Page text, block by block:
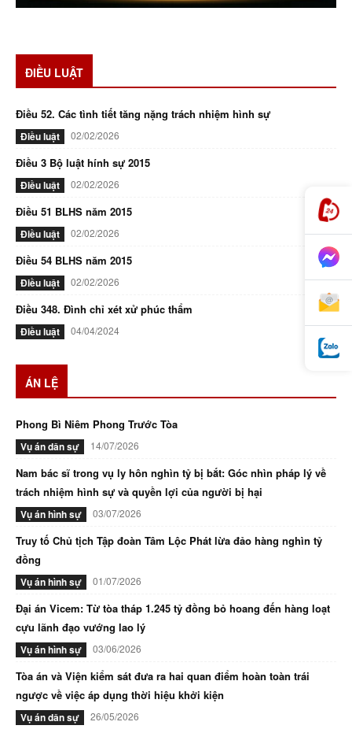
ĐIỀU LUẬT
Điều 52. Các tình tiết tăng nặng trách nhiệm hình sự
Điều luật 02/02/2026
Điều 3 Bộ luật hính sự 2015
Điều luật 02/02/2026
Điều 51 BLHS năm 2015
Điều luật 02/02/2026
Điều 54 BLHS năm 2015
Điều luật 02/02/2026
Điều 348. Đình chỉ xét xử phúc thẩm
Điều luật 04/04/2024
ÁN LỆ
Phong Bì Niêm Phong Trước Tòa
Vụ án dân sự 14/07/2026
Nam bác sĩ trong vụ ly hôn nghìn tỷ bị bắt: Góc nhìn pháp lý về
trách nhiệm hình sự và quyền lợi của người bị hại
Vụ án hình sự 03/07/2026
Truy tố Chủ tịch Tập đoàn Tâm Lộc Phát lừa đảo hàng nghìn tỷ
đồng
Vụ án hình sự 01/07/2026
Đại án Vicem: Từ tòa tháp 1.245 tỷ đồng bỏ hoang đến hàng loạt
cựu lãnh đạo vướng lao lý
Vụ án hình sự 03/06/2026
Tòa án và Viện kiểm sát đưa ra hai quan điểm hoàn toàn trái
ngược về việc áp dụng thời hiệu khởi kiện
Vụ án dân sự 26/05/2026